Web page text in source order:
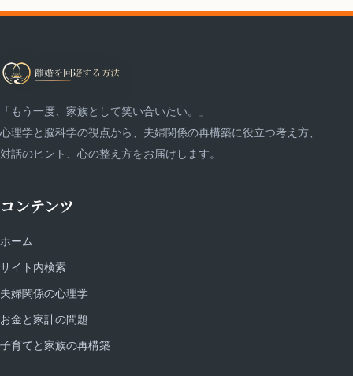
「もう一度、家族として笑い合いたい。」
心理学と脳科学の視点から、夫婦関係の再構築に役立つ考え方、
対話のヒント、心の整え方をお届けします。
コンテンツ
ホーム
サイト内検索
夫婦関係の心理学
お金と家計の問題
子育てと家族の再構築